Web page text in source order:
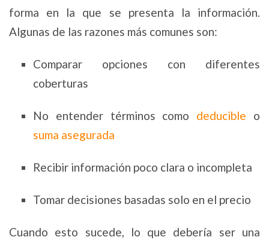
forma en la que se presenta la información.
Algunas de las razones más comunes son:
Comparar opciones con diferentes
coberturas
No entender términos como deducible o
suma asegurada
Recibir información poco clara o incompleta
Tomar decisiones basadas solo en el precio
Cuando esto sucede, lo que debería ser una